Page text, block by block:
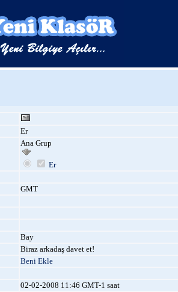
Er
Ana Grup
Er
GMT
Bay
Biraz arkadaş davet et!
Beni Ekle
02-02-2008 11:46 GMT-1 saat